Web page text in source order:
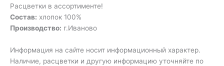
Расцветки в ассортименте!
Состав: хлопок 100%
Производство: г.Иваново
Информация на сайте носит информационный характер.
Наличие, расцветки и другую информацию уточняйте по